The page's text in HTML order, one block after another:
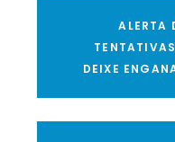
ALERTA
DEIXE